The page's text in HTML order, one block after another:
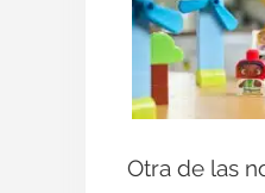
Otra de las